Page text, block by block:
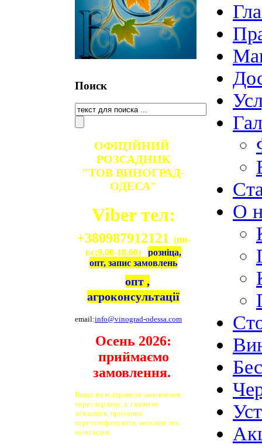
Поиск
ОФІЦІЙНИЙ
РОЗСАДНИК
"ТОВ ВИНОГРАД-
ОДЕСА"
Viber тел:
+380987912121 (пн-
вс:9.00-18.00) розніца,
опт, запис замовлень
опт ,
агроконсультації
email:info@vinograd-odessa.com
Осень 2026:
приймаємо
замовлення.
Якщо ви відправили замовлення
через корзину, а з вами не
зв'язалися, прохання
перетелефонувати, можливі тех.
неполадки.
О